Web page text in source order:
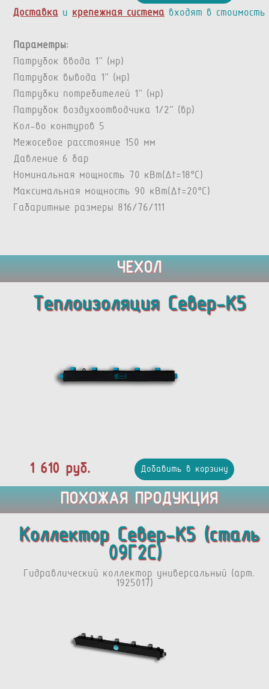
Доставка и крепежная система входят в стоимость
Параметры:
Патрубок ввода 1” (нр)
Патрубок вывода 1” (нр)
Патрубки потребителей 1” (нр)
Патрубок воздухоотводчика 1/2" (вр)
Кол-во контуров 5
Межосевое расстояние 150 мм
Давление 6 бар
Номинальная мощность 70 кВт(Δt=18°C)
Максимальная мощность 90 кВт(Δt=20°C)
Габаритные размеры 816/76/111
ЧЕХОЛ
Теплоизоляция Север-К5
1 610 руб. Добавить в корзину
ПОХОЖАЯ ПРОДУКЦИЯ
Коллектор Север-К5 (сталь
09Г2С)
Гидравлический коллектор универсальный (арт.
1925017)